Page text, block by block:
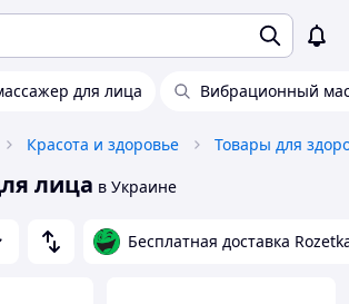
для лица Вибрационный
Красота и здоровье Товары для
лица в Украине
Бесплатная доставка